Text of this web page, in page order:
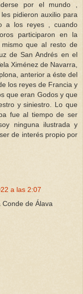
por el mundo ,
pidieron auxilio para
a los reyes , cuando
participaron en la
que al resto de
de San Andrés en el
Ximénez de Navarra,
anterior a éste del
los reyes de Francia y
que eran Godos y que
y siniestro. Lo que
fue al tiempo de ser
ninguna ilustrada y
de interés propio por
a las 2:07
de Álava